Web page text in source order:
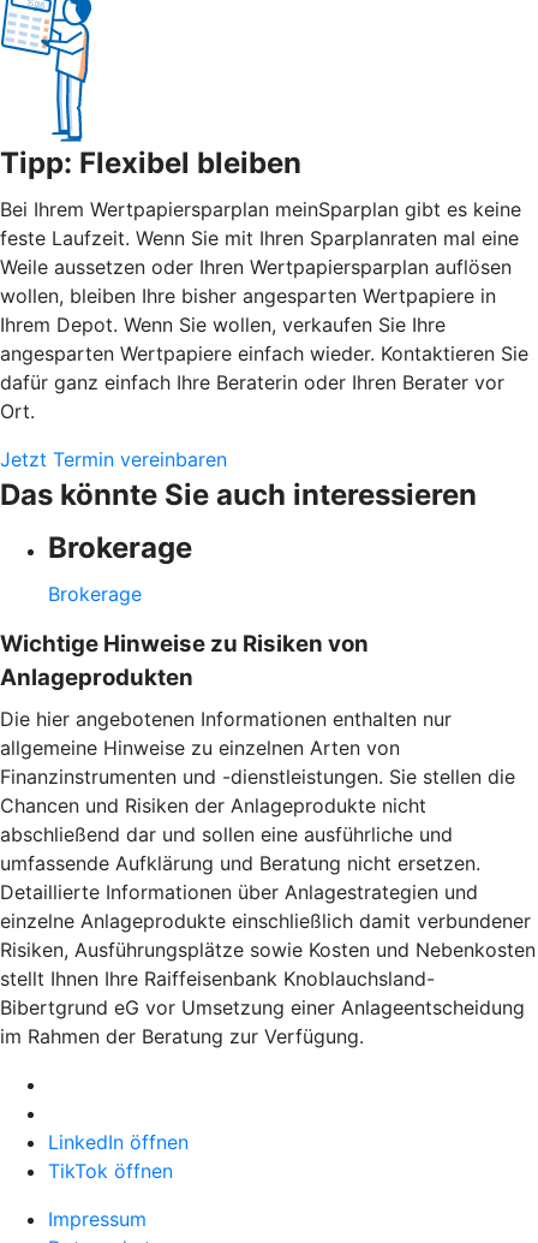
Tipp: Flexibel bleiben
Bei Ihrem Wertpapiersparplan meinSparplan gibt es keine
feste Laufzeit. Wenn Sie mit Ihren Sparplanraten mal eine
Weile aussetzen oder Ihren Wertpapiersparplan auflösen
wollen, bleiben Ihre bisher angesparten Wertpapiere in
Ihrem Depot. Wenn Sie wollen, verkaufen Sie Ihre
angesparten Wertpapiere einfach wieder. Kontaktieren Sie
dafür ganz einfach Ihre Beraterin oder Ihren Berater vor
Ort.
Jetzt Termin vereinbaren
Das könnte Sie auch interessieren
Brokerage
Brokerage
Wichtige Hinweise zu Risiken von
Anlageprodukten
Die hier angebotenen Informationen enthalten nur
allgemeine Hinweise zu einzelnen Arten von
Finanzinstrumenten und -dienstleistungen. Sie stellen die
Chancen und Risiken der Anlageprodukte nicht
abschließend dar und sollen eine ausführliche und
umfassende Aufklärung und Beratung nicht ersetzen.
Detaillierte Informationen über Anlagestrategien und
einzelne Anlageprodukte einschließlich damit verbundener
Risiken, Ausführungsplätze sowie Kosten und Nebenkosten
stellt Ihnen Ihre Raiffeisenbank Knoblauchsland-
Bibertgrund eG vor Umsetzung einer Anlageentscheidung
im Rahmen der Beratung zur Verfügung.
LinkedIn öffnen
TikTok öffnen
Impressum